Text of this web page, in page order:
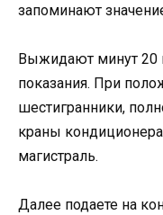
запоминают
Выжидают минут 20
показания. При
шестигранники,
краны
магистраль.
Далее подаете на